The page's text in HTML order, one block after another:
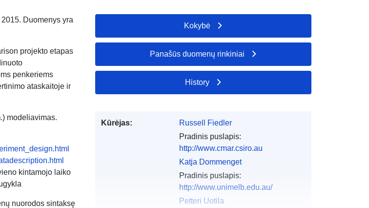
Duomenys yra
projekto etapas
penkeriems
ataskaitoje ir
modeliavimas.
kintamojo laiko
nuorodos sintaksę
Kokybė
Panašūs duomenų rinkiniai
History
Kūrėjas:
Russell Fiedler
Pradinis puslapis:
http://www.cmar.csiro.au
Katja Dommenget
Pradinis puslapis:
http://www.unimelb.edu.au/
Petteri Uotila